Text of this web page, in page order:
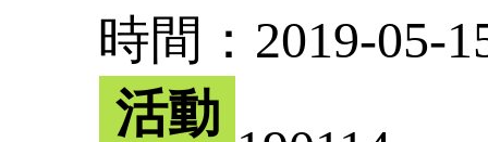
時間：2019-05-
活動